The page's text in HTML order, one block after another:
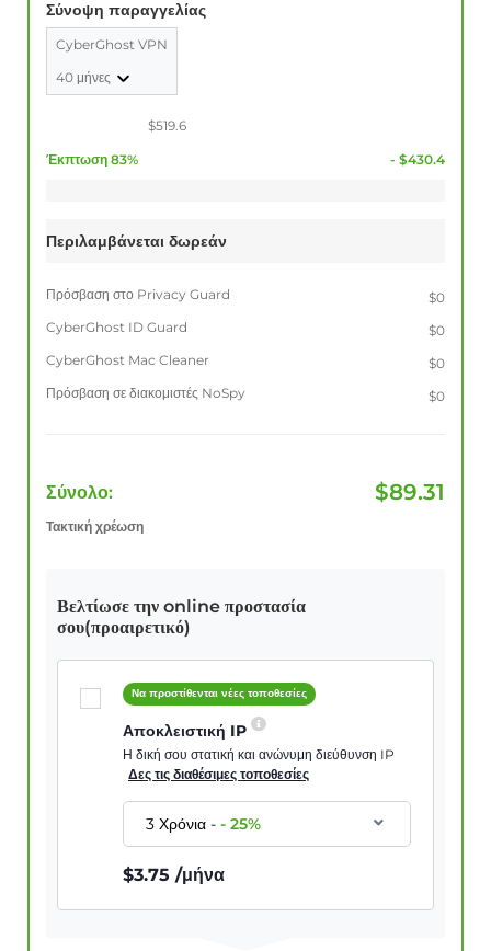
Σύνοψη παραγγελίας
CyberGhost VPN
40 μήνες
$519.6
Έκπτωση 83% - $430.4
Περιλαμβάνεται δωρεάν
Πρόσβαση στο Privacy Guard
$0
CyberGhost ID Guard
$0
CyberGhost Mac Cleaner
$0
Πρόσβαση σε διακομιστές NoSpy
$0
Σύνολο: $89.31
Τακτική χρέωση
Βελτίωσε την online προστασία
σου(προαιρετικό)
Να προστίθενται νέες τοποθεσίες
Αποκλειστική IP
Η δική σου στατική και ανώνυμη διεύθυνση IP
Δες τις διαθέσιμες τοποθεσίες
3 Χρόνια--25%
$3.75 /μήνα